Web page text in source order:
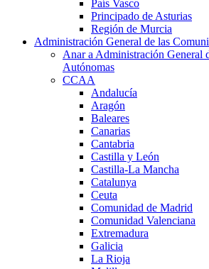
País Vasco
Principado de Asturias
Región de Murcia
Administración General de las
Anar a Administración General
Autónomas
CCAA
Andalucía
Aragón
Baleares
Canarias
Cantabria
Castilla y León
Castilla-La Mancha
Catalunya
Ceuta
Comunidad de Madrid
Comunidad Valenciana
Extremadura
Galicia
La Rioja